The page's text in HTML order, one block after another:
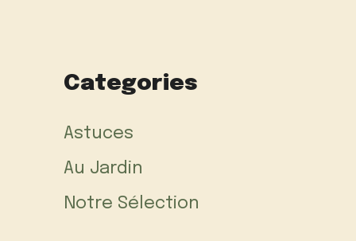
Categories
Astuces
Au Jardin
Notre Sélection